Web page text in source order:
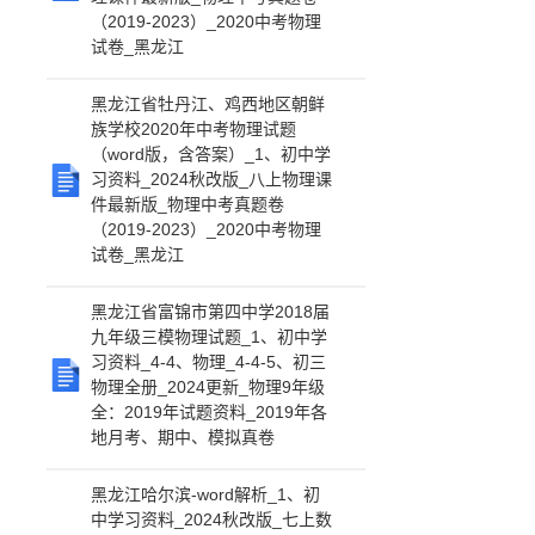
（2019-2023）_2020中考物理
试卷_黑龙江
黑龙江省牡丹江、鸡西地区朝鲜
族学校2020年中考物理试题
（word版，含答案）_1、初中学
习资料_2024秋改版_八上物理课
件最新版_物理中考真题卷
（2019-2023）_2020中考物理
试卷_黑龙江
黑龙江省富锦市第四中学2018届
九年级三模物理试题_1、初中学
习资料_4-4、物理_4-4-5、初三
物理全册_2024更新_物理9年级
全：2019年试题资料_2019年各
地月考、期中、模拟真卷
黑龙江哈尔滨-word解析_1、初
中学习资料_2024秋改版_七上数